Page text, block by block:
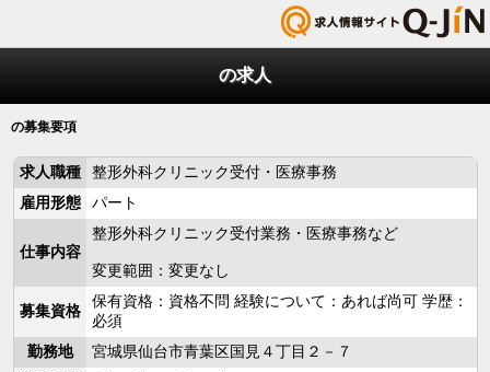
の求人
の募集要項
求人職種
整形外科クリニック受付・医療事務
雇用形態
パート
仕事内容
整形外科クリニック受付業務・医療事務など
変更範囲：変更なし
募集資格
保有資格：資格不問 経験について：あれば尚可 学歴：
必須
勤務地
宮城県仙台市青葉区国見４丁目２－７